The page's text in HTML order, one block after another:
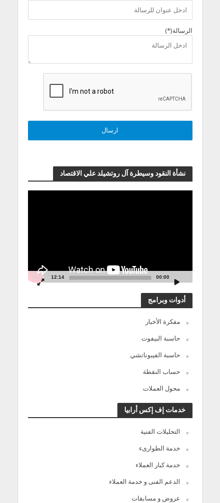
الرسالة(*)
نشأة النقود وسيطرة آل روتشيلد علي الاقتصاد
00:00
12:14
أدوات وبرامج
مفكرة الأخبار
حاسبة البيفوت
حاسبة الفيبوناتشي
حساب النقطة
محول العملات
خدمات إف إكس أرابيا
التحليلات الفنية
خدمة الطوارىء
خدمة كبار العملاء
الدعم الفنى و خدمة العملاء
عروض و مسابقات